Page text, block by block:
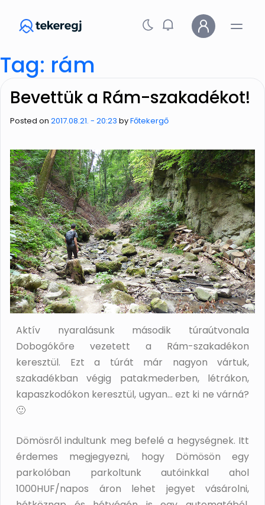
Tag: rám
Bevettük a Rám-szakadékot!
Posted on 2017.08.21. - 20:23 byFőtekergő
Aktív nyaralásunk második túraútvonala
Dobogókőre vezetett a Rám-szakadékon
keresztül. Ezt a túrát már nagyon vártuk,
szakadékban végig patakmederben, létrákon,
kapaszkodókon keresztül, ugyan… ezt ki ne várná?
🙂
Dömösről indultunk meg befelé a hegységnek. Itt
érdemes megjegyezni, hogy Dömösön egy
parkolóban parkoltunk autóinkkal ahol
1000HUF/napos áron lehet jegyet vásárolni,